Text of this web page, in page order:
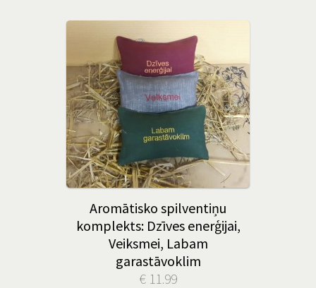
Aromātisko spilventiņu
komplekts: Dzīves enerģijai,
Veiksmei, Labam
garastāvoklim
€ 11.99